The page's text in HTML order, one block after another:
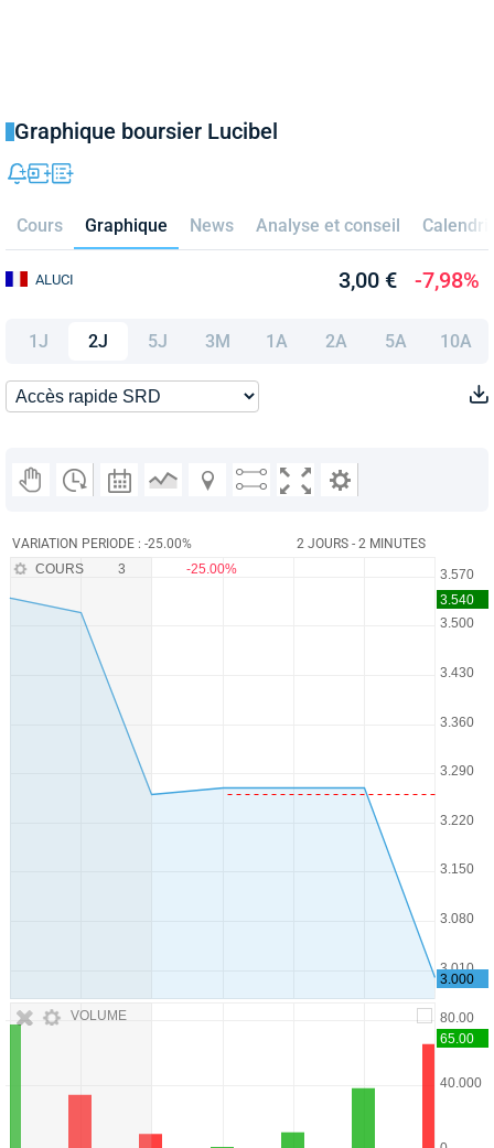
Graphique boursier Lucibel
Cours Graphique News Analyse et conseil
ALUCI 3,00 € -7,98%
1J 2J 5J 3M 1A 2A 5A 10A
VARIATION PERIODE : -25.00% 2 JOURS - 2 MINUTES
VOLUME
COURS 3 -25.00%